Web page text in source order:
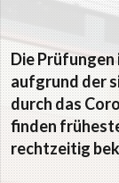
Die
aufgrund der
durch das
finden
rechtzeitig